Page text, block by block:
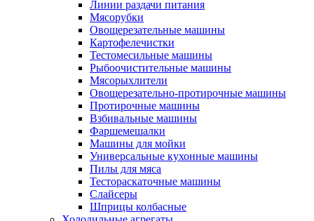
Линии раздачи питания
Мясорубки
Овощерезательные машины
Картофелечистки
Тестомесильные машины
Рыбоочистительные машины
Мясорыхлители
Овощерезательно-протирочные машины
Протирочные машины
Взбивальные машины
Фаршемешалки
Машины для мойки
Универсальные кухонные машины
Пилы для мяса
Тестораскаточные машины
Слайсеры
Шприцы колбасные